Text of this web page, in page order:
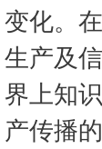
变化。
生产及
界上知
产传播